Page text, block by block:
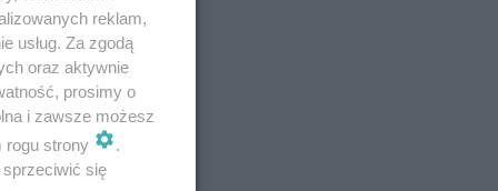
reklam,
usług. Za zgodą
oraz aktywnie
prosimy o
i zawsze możesz
rogu strony
się